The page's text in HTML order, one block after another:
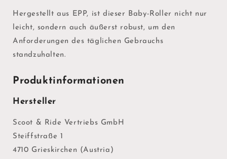
Hergestellt aus EPP, ist dieser Baby-Roller nicht nur
leicht, sondern auch äußerst robust, um den
Anforderungen des täglichen Gebrauchs
standzuhalten.
Produktinformationen
Hersteller
Scoot & Ride Vertriebs GmbH
Steiffstraße 1
4710 Grieskirchen (Austria)